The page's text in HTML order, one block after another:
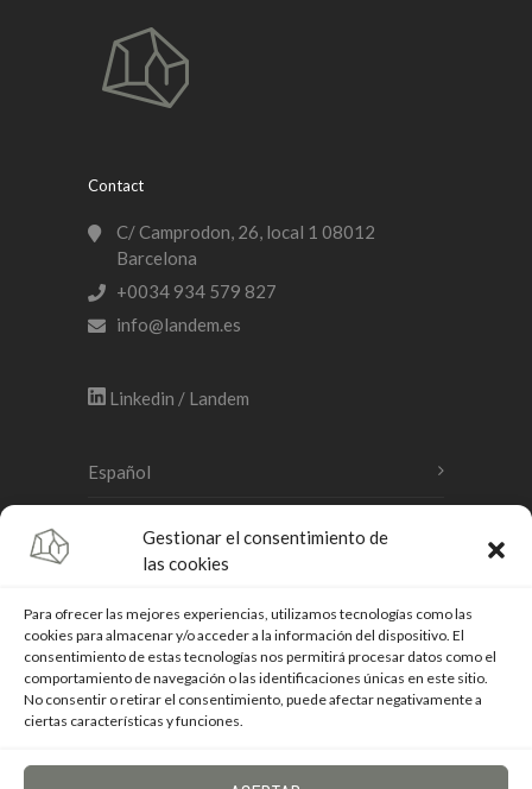
Gestionar el consentimiento de
las cookies
Para ofrecer las mejores experiencias, utilizamos tecnologías como las
cookies para almacenar y/o acceder a la información del dispositivo. El
consentimiento de estas tecnologías nos permitirá procesar datos como el
comportamiento de navegación o las identificaciones únicas en este sitio.
No consentir o retirar el consentimiento, puede afectar negativamente a
ciertas características y funciones.
Contact
C/ Camprodon, 26, local 1 08012
Barcelona
+0034 934 579 827
info@landem.es
Linkedin / Landem
Español
English
Legal warning
Cookies policy
Privacy Policy